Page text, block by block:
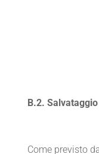
B.2.
Come previsto